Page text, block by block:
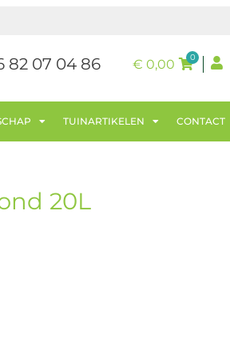
82 07 04 86 € 0,00 0
TUINARTIKELEN CONTACT
20L